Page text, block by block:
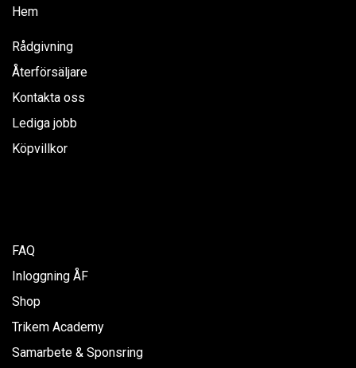
Hem
Rådgivning
Återförsäljare
Kontakta oss
Lediga jobb
Köpvillkor
FAQ
Inloggning ÅF
Shop
Trikem Academy
Samarbete & Sponsring